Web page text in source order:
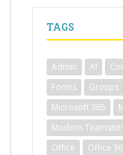
TAGS
Admin AI
Forms
Groups
Microsoft 365
Modern
Office
Office